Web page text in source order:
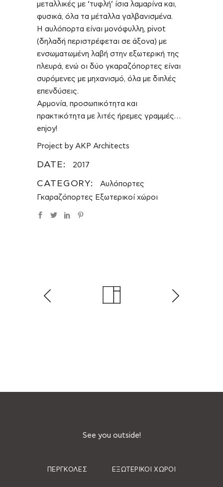
μεταλλικές με ‘τυφλή’ ίσια λαμαρίνα και,
φυσικά, όλα τα μέταλλα γαλβανισμένα.
Η αυλόπορτα είναι μονόφυλλη, pivot
(δηλαδή περιστρέφεται σε άξονα) με
ενσωματωμένη λαβή στην εξωτερική της
πλευρά, ενώ οι δύο γκαραζόπορτες είναι
συρόμενες με μηχανισμό, όλα με διπλές
επενδύσεις.
Αρμονία, προσωπικότητα και
πρακτικότητα με λιτές ήρεμες γραμμές…
enjoy!
Project by AKP Architects
DATE: 2017
CATEGORY:
Αυλόπορτες
Γκαραζόπορτες Εξωτερικοί χώροι
See you outside!
ΠΈΡΓΚΟΛΕΣ ΕΞΩΤΕΡΙΚΟΊ ΧΏΡΟΙ